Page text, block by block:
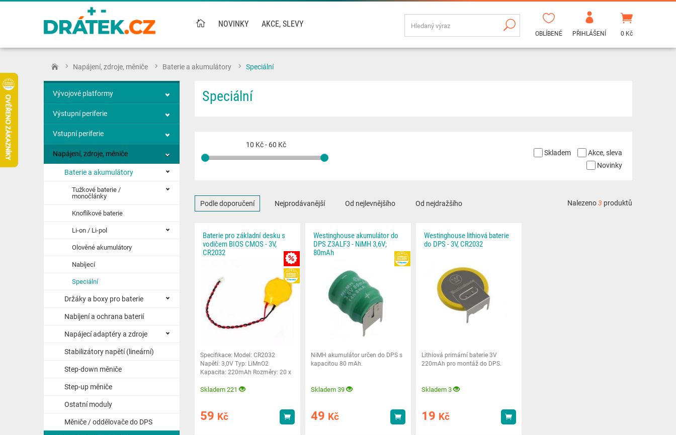
0 Kč
PŘIHLÁŠENÍ
OBLÍBENÉ
NOVINKY AKCE, SLEVY
Napájení, zdroje, měniče Baterie a akumulátory Speciální
Speciální
10 Kč- 60 Kč
Skladem
Akce, sleva
Novinky
Nalezeno3 produktů
Podle doporučení Nejprodávanější Od nejlevnějšího Od nejdražšího
Baterie pro základní desku s
vodičem BIOS CMOS - 3V,
CR2032
Specifikace: Model: CR2032
Napětí: 3,0V Typ: LiMnO2
Kapacita: 220mAh Rozměry: 20 x
Skladem 221
59 Kč Koupit
Westinghouse akumulátor do
DPS Z3ALF3 - NiMH 3,6V;
80mAh
NiMH akumulátor určen do DPS s
kapacitou 80 mAh.
Skladem 39
49 Kč Koupit
Westinghouse lithiová baterie
do DPS - 3V, CR2032
Lithiová primární baterie 3V
220mAh pro montáž do DPS.
Skladem 3
19 Kč Koupit
Vývojové platformy
Výstupní periferie
Vstupní periferie
Napájení, zdroje, měniče
Baterie a akumulátory
Tužkové baterie /
monočlánky
Knoflíkové baterie
Li-on / Li-pol
Olověné akumulátory
Nabíjecí
Speciální
Držáky a boxy pro baterie
Nabíjení a ochrana baterií
Napájecí adaptéry a zdroje
Stabilizátory napětí (lineární)
Step-down měniče
Step-up měniče
Ostatní moduly
Měniče / oddělovače do DPS